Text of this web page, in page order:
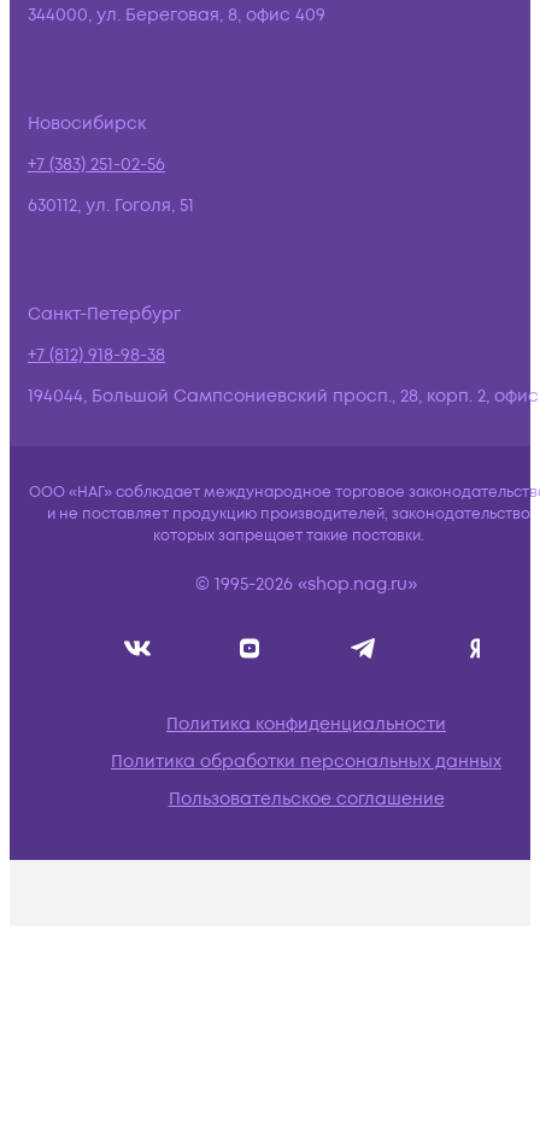
344000, ул. Береговая, 8, офис 409
Новосибирск
+7 (383) 251-02-56
630112, ул. Гоголя, 51
Санкт-Петербург
+7 (812) 918-98-38
194044, Большой Сампсониевский просп., 28, корп. 2,
ООО «НАГ» соблюдает международное торговое
и не поставляет продукцию производителей, законодательство
которых запрещает такие поставки.
© 1995-2026 «shop.nag.ru»
Политика конфиденциальности
Политика обработки персональных данных
Пользовательское соглашение